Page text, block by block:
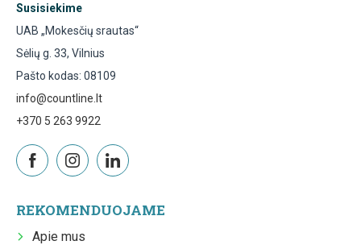
Susisiekime
UAB „Mokesčių srautas“
Sėlių g. 33, Vilnius
Pašto kodas: 08109
info@countline.lt
+370 5 263 9922
REKOMENDUOJAME
Apie mus